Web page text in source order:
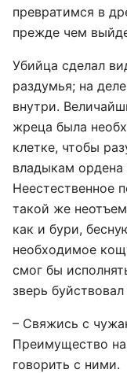
превратимся в
прежде чем
Убийца сделал
раздумья; на
внутри.
жреца была
клетке, чтобы
владыкам ордена
Неестественное
такой же
как и бури,
необходимое
смог бы
зверь
– Свяжись с
Преимущество
говорить с ними.